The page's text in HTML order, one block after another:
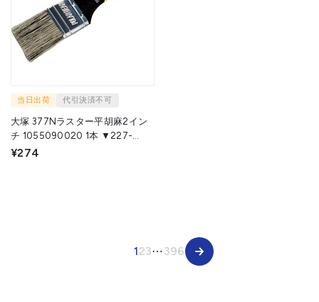
当日出荷 代引決済不可
大塚 377Nラスター平胡麻2イン
チ 1055090020 1本 ▼227-
1084
¥274
123⋯396